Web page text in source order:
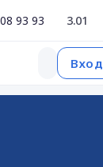
93 93 3.01
Вход